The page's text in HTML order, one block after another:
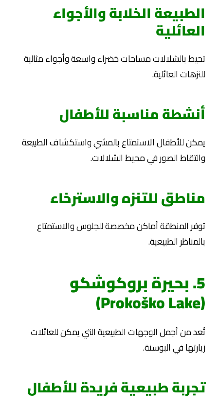
الطبيعة الخلابة والأجواء
العائلية
تحيط بالشلالات مساحات خضراء واسعة وأجواء مثالية
للنزهات العائلية.
أنشطة مناسبة للأطفال
يمكن للأطفال الاستمتاع بالمشي واستكشاف الطبيعة
والتقاط الصور في محيط الشلالات.
مناطق للتنزه والاسترخاء
توفر المنطقة أماكن مخصصة للجلوس والاستمتاع
بالمناظر الطبيعية.
5. بحيرة بروكوشكو
(Prokoško Lake)
تُعد من أجمل الوجهات الطبيعية التي يمكن للعائلات
زيارتها في البوسنة.
تجربة طبيعية فريدة للأطفال